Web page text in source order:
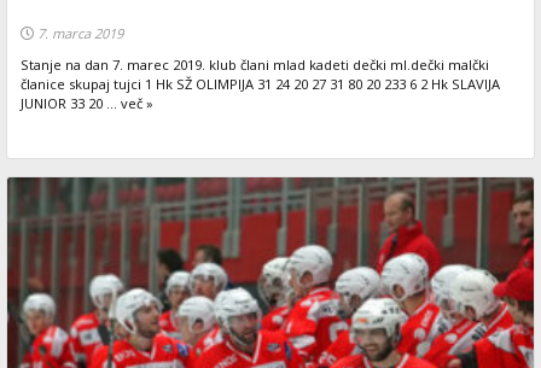
7. marca 2019
Stanje na dan 7. marec 2019. klub člani mlad kadeti dečki ml.dečki malčki
članice skupaj tujci 1 Hk SŽ OLIMPIJA 31 24 20 27 31 80 20 233 6 2 Hk SLAVIJA
JUNIOR 33 20 ... več »